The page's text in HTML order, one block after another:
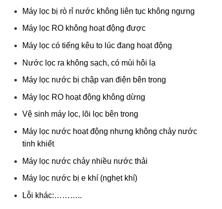
Máy lọc bị rò rỉ nước không liên tục không ngưng
Máy lọc RO không hoạt động được
Máy lọc có tiếng kêu to lúc đang hoạt động
Nước lọc ra không sạch, có mùi hôi lạ
Máy lọc nước bị chập van điện bên trong
Máy lọc RO hoạt động không dừng
Vệ sinh máy lọc, lõi lọc bên trong
Máy lọc nước hoạt động nhưng không chảy nước
tinh khiết
Máy lọc nước chảy nhiều nước thải
Máy lọc nước bị e khí (nghẹt khí)
Lỗi khác:………..